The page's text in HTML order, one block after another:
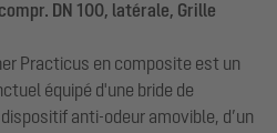
DN 100, latérale, Grille
Practicus en composite est un
équipé d'une bride de
anti-odeur amovible, d’un